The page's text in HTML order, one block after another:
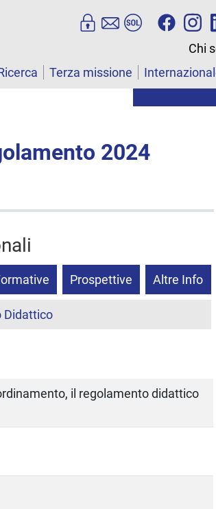
Chi
Terza missione
2024
Prospettive Altre Info
Didattico
il regolamento didattico